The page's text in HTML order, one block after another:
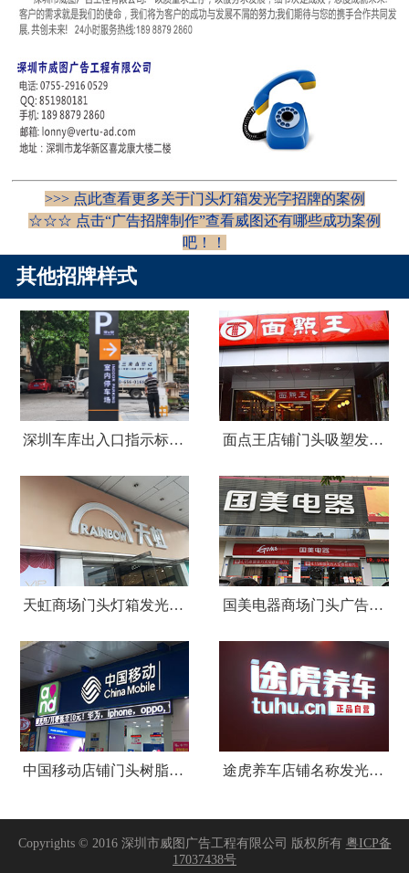
>>> 点此查看更多关于门头灯箱发光字招牌的案例
☆☆☆ 点击“广告招牌制作”查看威图还有哪些成功案例
吧！
！
其他招牌样式
深圳车库出入口指示标识牌制作 面点王店铺门头吸塑发光字广告招牌
天虹商场门头灯箱发光字广告招牌 国美电器商场门头广告招牌设计制作安装
中国移动店铺门头树脂发光字招牌 途虎养车店铺名称发光字招牌制作安装
Copyrights © 2016 深圳市威图广告工程有限公司 版权所有 粤ICP备
17037438号